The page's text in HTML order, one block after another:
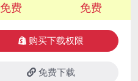
免费 免费
购买下载权限
免费下载